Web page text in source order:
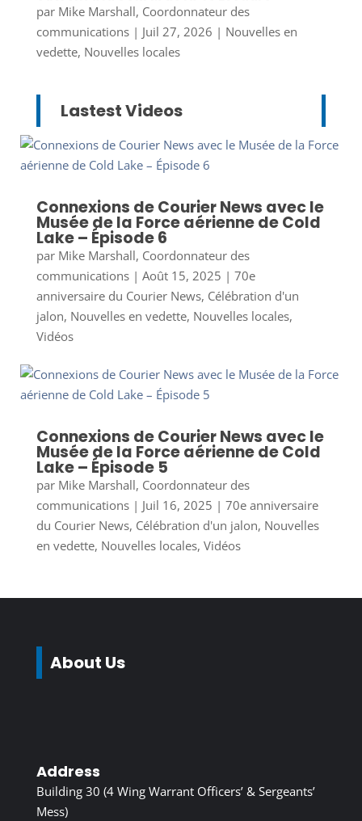
par Mike Marshall, Coordonnateur des
communications| Juil 27, 2026 | Nouvelles en
vedette, Nouvelles locales
Lastest Videos
Connexions de Courier News avec le
Musée de la Force aérienne de Cold
Lake – Épisode 6
par Mike Marshall, Coordonnateur des
communications| Août 15, 2025 | 70e
anniversaire du Courier News, Célébration d'un
jalon, Nouvelles en vedette, Nouvelles locales,
Vidéos
Connexions de Courier News avec le
Musée de la Force aérienne de Cold
Lake – Épisode 5
par Mike Marshall, Coordonnateur des
communications| Juil 16, 2025 | 70e anniversaire
du Courier News, Célébration d'un jalon, Nouvelles
en vedette, Nouvelles locales, Vidéos
About Us
Address
Building 30 (4 Wing Warrant Officers’ & Sergeants’
Mess)